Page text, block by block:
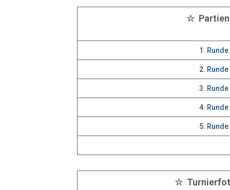
☆
1. Runde
2. Runde
3. Runde
4. Runde
5. Runde
☆